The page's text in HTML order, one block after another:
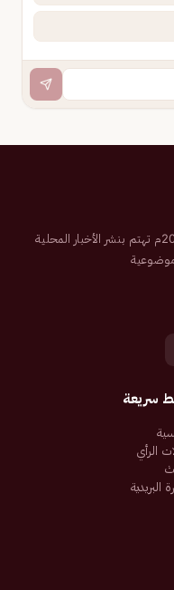
صحيفة إلكترونية سعودية تم تأسيسها عام 2007م تهتم بنشر الأخبار المحلية
سريعة
الرأي
البريدية